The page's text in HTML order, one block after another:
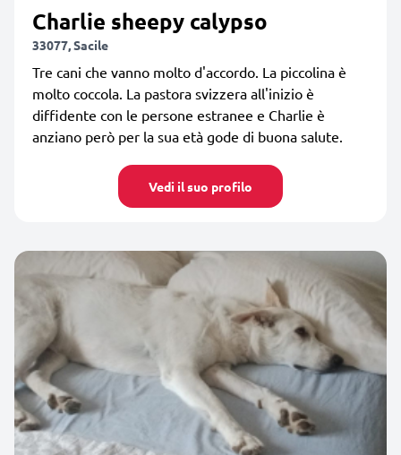
Charlie sheepy calypso
33077, Sacile
Tre cani che vanno molto d'accordo. La piccolina è
molto coccola. La pastora svizzera all'inizio è
diffidente con le persone estranee e Charlie è
anziano però per la sua età gode di buona salute.
Vedi il suo profilo